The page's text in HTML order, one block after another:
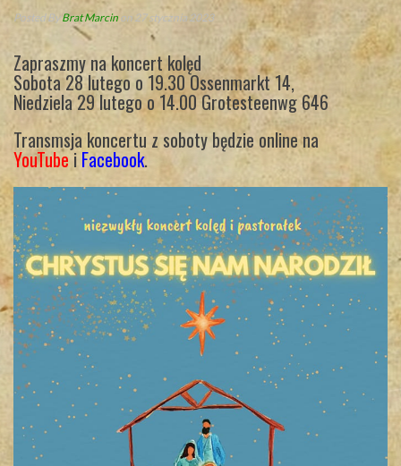
Posted ByBrat Marcin on 27 stycznia 2023
Zapraszmy na koncert kolęd
Sobota 28 lutego o 19.30 Ossenmarkt 14,
Niedziela 29 lutego o 14.00 Grotesteenwg 646
Transmsja koncertu z soboty będzie online na
YouTubei Facebook.